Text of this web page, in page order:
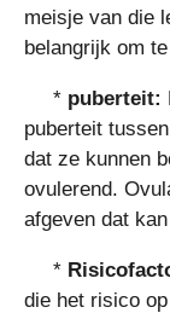
meisje van die
belangrijk om
* puberteit:
puberteit
dat ze kunnen
ovulerend.
afgeven dat
*
die het risico